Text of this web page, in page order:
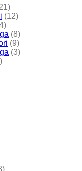
(12)
(8)
(9)
(3)